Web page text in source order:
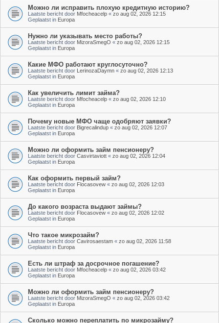
Можно ли исправить плохую кредитную историю?
Laatste bericht door Mfocheacelp « zo aug 02, 2026 12:15
Geplaatst in Europa
Нужно ли указывать место работы?
Laatste bericht door MizoraSmegO « zo aug 02, 2026 12:15
Geplaatst in Europa
Какие МФО работают круглосуточно?
Laatste bericht door LerinozaDaymn « zo aug 02, 2026 12:13
Geplaatst in Europa
Как увеличить лимит займа?
Laatste bericht door Mfocheacelp « zo aug 02, 2026 12:10
Geplaatst in Europa
Почему новые МФО чаще одобряют заявки?
Laatste bericht door Bigrecalindup « zo aug 02, 2026 12:07
Geplaatst in Europa
Можно ли оформить займ пенсионеру?
Laatste bericht door Casvirtaviott « zo aug 02, 2026 12:04
Geplaatst in Europa
Как оформить первый займ?
Laatste bericht door Flocasovew « zo aug 02, 2026 12:03
Geplaatst in Europa
До какого возраста выдают займы?
Laatste bericht door Flocasovew « zo aug 02, 2026 12:02
Geplaatst in Europa
Что такое микрозайм?
Laatste bericht door Cavirosaestam « zo aug 02, 2026 11:58
Geplaatst in Europa
Есть ли штраф за досрочное погашение?
Laatste bericht door Mfocheacelp « zo aug 02, 2026 03:42
Geplaatst in Europa
Можно ли оформить займ пенсионеру?
Laatste bericht door MizoraSmegO « zo aug 02, 2026 03:42
Geplaatst in Europa
Сколько можно переплатить по микрозайму?